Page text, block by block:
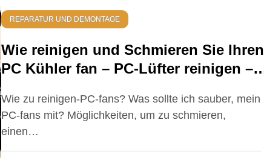
REPARATUR UND DEMONTAGE
Wie reinigen und Schmieren Sie Ihren
PC Kühler fan – PC-Lüfter reinigen –
die besten Tipps
Wie zu reinigen-PC-fans? Was sollte ich sauber, mein
PC-fans mit? Möglichkeiten, um zu schmieren,
einen…